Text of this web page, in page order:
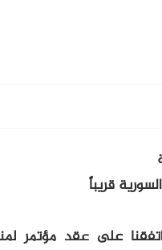
قريباً
على عقد مؤتمر